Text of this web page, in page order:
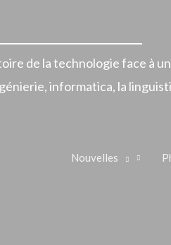
Nouvelles
de la technologie face à
informatica, la